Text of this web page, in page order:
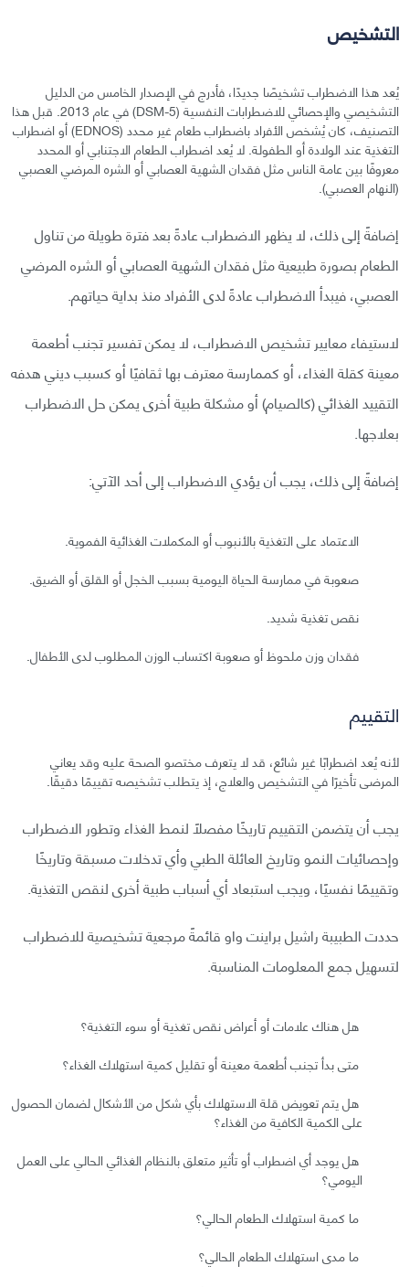
التشخيص
يُعد هذا الاضطراب تشخيصًا جديدًا، فأدرج في الإصدار الخامس من الدليل
التشخيصي والإحصائي للاضطرابات النفسية (DSM-5) في عام 2013. قبل هذا
التصنيف، كان يُشخص الأفراد باضطراب طعام غير محدد (EDNOS) أو اضطراب
التغذية عند الولادة أو الطفولة. لا يُعد اضطراب الطعام الاجتنابي أو المحدد
معروفًا بين عامة الناس مثل فقدان الشهية العصابي أو الشره المرضي العصبي
(النهام العصبي).
إضافةً إلى ذلك، لا يظهر الاضطراب عادةً بعد فترة طويلة من تناول
الطعام بصورة طبيعية مثل فقدان الشهية العصابي أو الشره المرضي
العصبي، فيبدأ الاضطراب عادةً لدى الأفراد منذ بداية حياتهم.
لاستيفاء معايير تشخيص الاضطراب، لا يمكن تفسير تجنب أطعمة
معينة كقلة الغذاء، أو كممارسة معترف بها ثقافيًا أو كسبب ديني هدفه
التقييد الغذائي (كالصيام) أو مشكلة طبية أخرى يمكن حل الاضطراب
بعلاجها.
إضافةً إلى ذلك، يجب أن يؤدي الاضطراب إلى أحد الآتي:
الاعتماد على التغذية بالأنبوب أو المكملات الغذائية الفموية.
صعوبة في ممارسة الحياة اليومية بسبب الخجل أو القلق أو الضيق.
نقص تغذية شديد.
فقدان وزن ملحوظ أو صعوبة اكتساب الوزن المطلوب لدى الأطفال.
التقييم
لأنه يُعد اضطرابًا غير شائع، قد لا يتعرف مختصو الصحة عليه وقد يعاني
المرضى تأخيرًا في التشخيص والعلاج، إذ يتطلب تشخيصه تقييمًا دقيقًا.
يجب أن يتضمن التقييم تاريخًا مفصلًا لنمط الغذاء وتطور الاضطراب
وإحصائيات النمو وتاريخ العائلة الطبي وأي تدخلات مسبقة وتاريخًا
وتقييمًا نفسيًا، ويجب استبعاد أي أسباب طبية أخرى لنقص التغذية.
حددت الطبيبة راشيل براينت واو قائمةً مرجعية تشخيصية للاضطراب
لتسهيل جمع المعلومات المناسبة.
هل هناك علامات أو أعراض نقص تغذية أو سوء التغذية؟
متى بدأ تجنب أطعمة معينة أو تقليل كمية استهلاك الغذاء؟
هل يتم تعويض قلة الاستهلاك بأي شكل من الأشكال لضمان الحصول
على الكمية الكافية من الغذاء؟
هل يوجد أي اضطراب أو تأثير متعلق بالنظام الغذائي الحالي على العمل
اليومي؟
ما كمية استهلاك الطعام الحالي؟
ما مدى استهلاك الطعام الحالي؟